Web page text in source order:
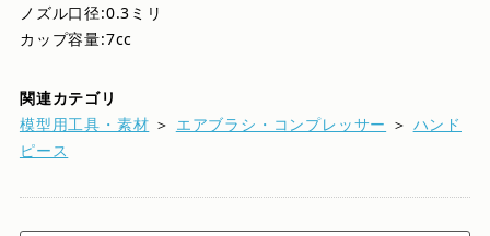
ノズル口径:0.3ミリ
カップ容量:7cc
関連カテゴリ
模型用工具・素材 ＞ エアブラシ・コンプレッサー ＞ ハンド
ピース